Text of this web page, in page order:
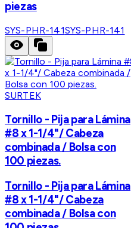
piezas
SYS-PHR-141SYS-PHR-141
SURTEK
Tornillo - Pija para Lámina
#8 x 1-1/4"/ Cabeza
combinada / Bolsa con
100 piezas.
Tornillo - Pija para Lámina
#8 x 1-1/4"/ Cabeza
combinada / Bolsa con